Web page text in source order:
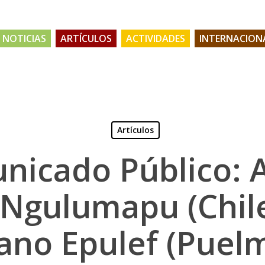
NOTICIAS ARTÍCULOS ACTIVIDADES
Artículos
Público:
Epulef